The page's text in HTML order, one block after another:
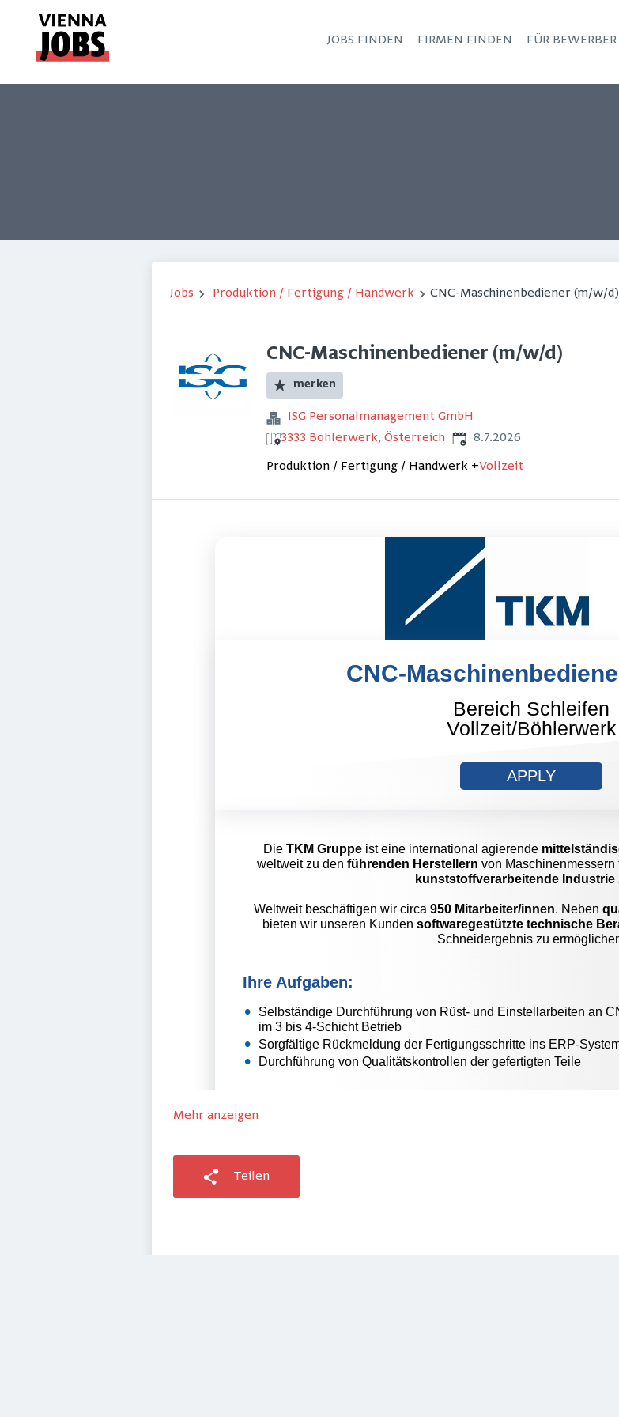
JOBS FINDEN FIRMEN FINDEN FÜR BEWERBER
Jobs Produktion / Fertigung / Handwerk CNC-Maschinenbediener (m/w/d)
CNC-Maschinenbediener (m/w/d)
merken
ISG Personalmanagement GmbH
3333 Böhlerwerk, Österreich Veröffentlicht
8.7.2026
Produktion / Fertigung / Handwerk +Vollzeit
Mehr anzeigen
Teilen